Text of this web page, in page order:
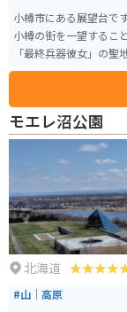
小樽市にある展望台で
小樽の街を一望するこ
「最終兵器彼女」の
りする楽しみ方があり
モエレ沼公園
北海道
#山｜高原